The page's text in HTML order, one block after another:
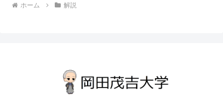
ホーム 解説